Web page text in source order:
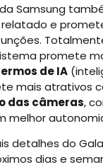
da Samsung
e
promete
de IA
mais atrativos
das câmeras,
melhor
detalhes do
dias e